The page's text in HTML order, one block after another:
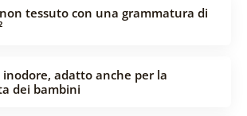
tessuto con una grammatura di
adatto anche per la
dei bambini